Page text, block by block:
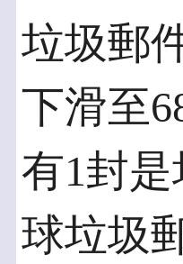
垃圾郵
下滑至
有1封
球垃圾